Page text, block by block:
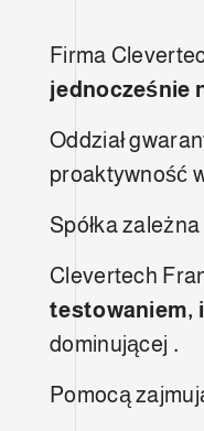
Firma
jednocześnie
Oddział
proaktywność
Spółka
Clevertech
testowaniem,
dominującej .
Pomocą